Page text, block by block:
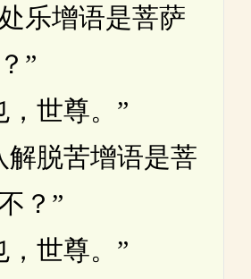
乐增语是菩萨
”
世尊。”
脱苦增语是菩
？”
世尊。”